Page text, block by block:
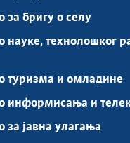
за бригу о селу
науке, технолошког
туризма и омладине
информисања и
за јавна улагања